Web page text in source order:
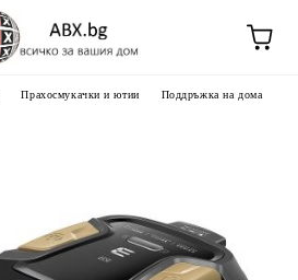
Прахосмукачки и ютии
Поддръжка на дома